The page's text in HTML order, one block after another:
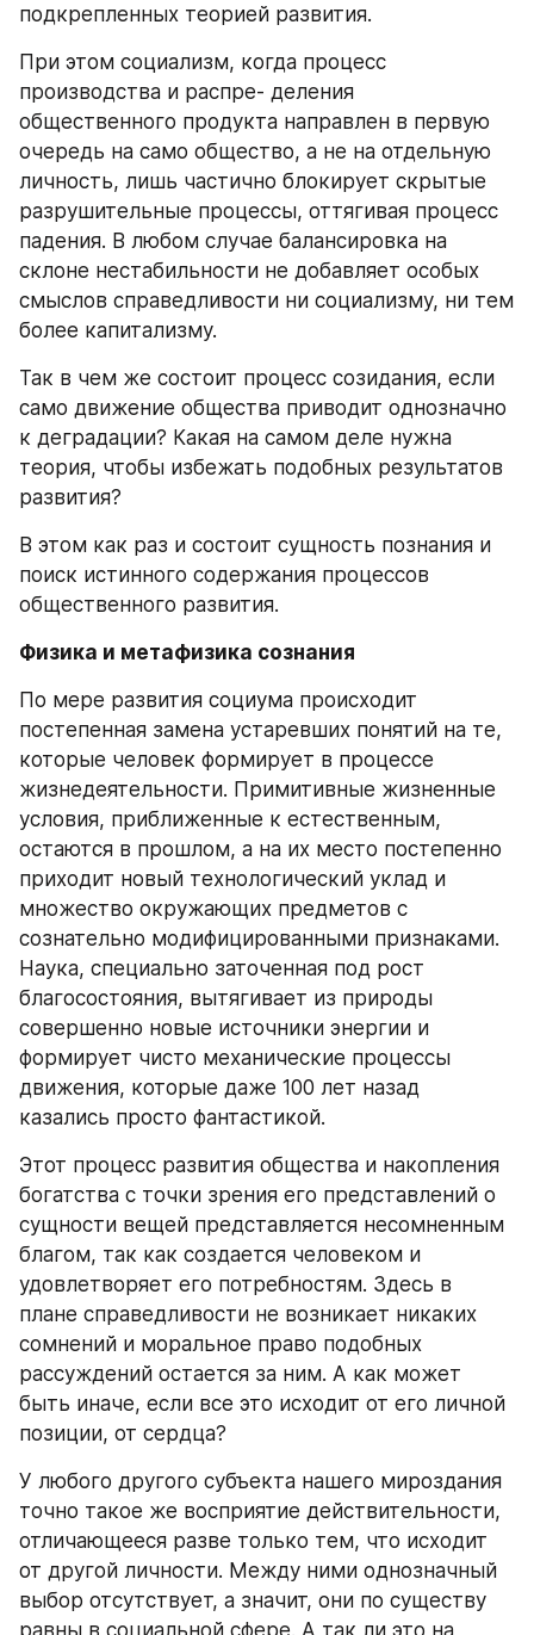
подкрепленных теорией развития.
При этом социализм, когда процесс
производства и распре‑ деления
общественного продукта направлен в первую
очередь на само общество, а не на отдельную
личность, лишь частично блокирует скрытые
разрушительные процессы, оттягивая процесс
падения. В любом случае балансировка на
склоне нестабильности не добавляет особых
смыслов справедливости ни социализму, ни тем
более капитализму.
Так в чем же состоит процесс созидания, если
само движение общества приводит однозначно
к деградации? Какая на самом деле нужна
теория, чтобы избежать подобных результатов
развития?
В этом как раз и состоит сущность познания и
поиск истинного содержания процессов
общественного развития.
Физика и метафизика сознания
По мере развития социума происходит
постепенная замена устаревших понятий на те,
которые человек формирует в процессе
жизнедеятельности. Примитивные жизненные
условия, приближенные к естественным,
остаются в прошлом, а на их место постепенно
приходит новый технологический уклад и
множество окружающих предметов с
сознательно модифицированными признаками.
Наука, специально заточенная под рост
благосостояния, вытягивает из природы
совершенно новые источники энергии и
формирует чисто механические процессы
движения, которые даже 100 лет назад
казались просто фантастикой.
Этот процесс развития общества и накопления
богатства с точки зрения его представлений о
сущности вещей представляется несомненным
благом, так как создается человеком и
удовлетворяет его потребностям. Здесь в
плане справедливости не возникает никаких
сомнений и моральное право подобных
рассуждений остается за ним. А как может
быть иначе, если все это исходит от его личной
позиции, от сердца?
У любого другого субъекта нашего мироздания
точно такое же восприятие действительности,
отличающееся разве только тем, что исходит
от другой личности. Между ними однозначный
выбор отсутствует, а значит, они по существу